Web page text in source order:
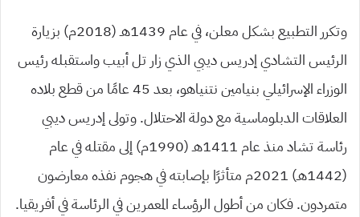
وتكرر التطبيع بشكل معلن، في عام 1439هـ (2018م) بزيارة
الرئيس التشادي إدريس ديبي الذي زار تل أبيب واستقبله رئيس
الوزراء الإسرائيلي بنيامين نتنياهو، بعد 45 عامًا من قطع بلاده
العلاقات الدبلوماسية مع دولة الاحتلال. وتولى إدريس ديبي
رئاسة تشاد منذ عام 1411هـ (1990م) إلى مقتله في عام
(1442هـ) 2021م متأثرًا بإصابته في هجوم نفذه معارضون
متمردون. فكان من أطول الرؤساء المعمرين في الرئاسة في أفريقيا.